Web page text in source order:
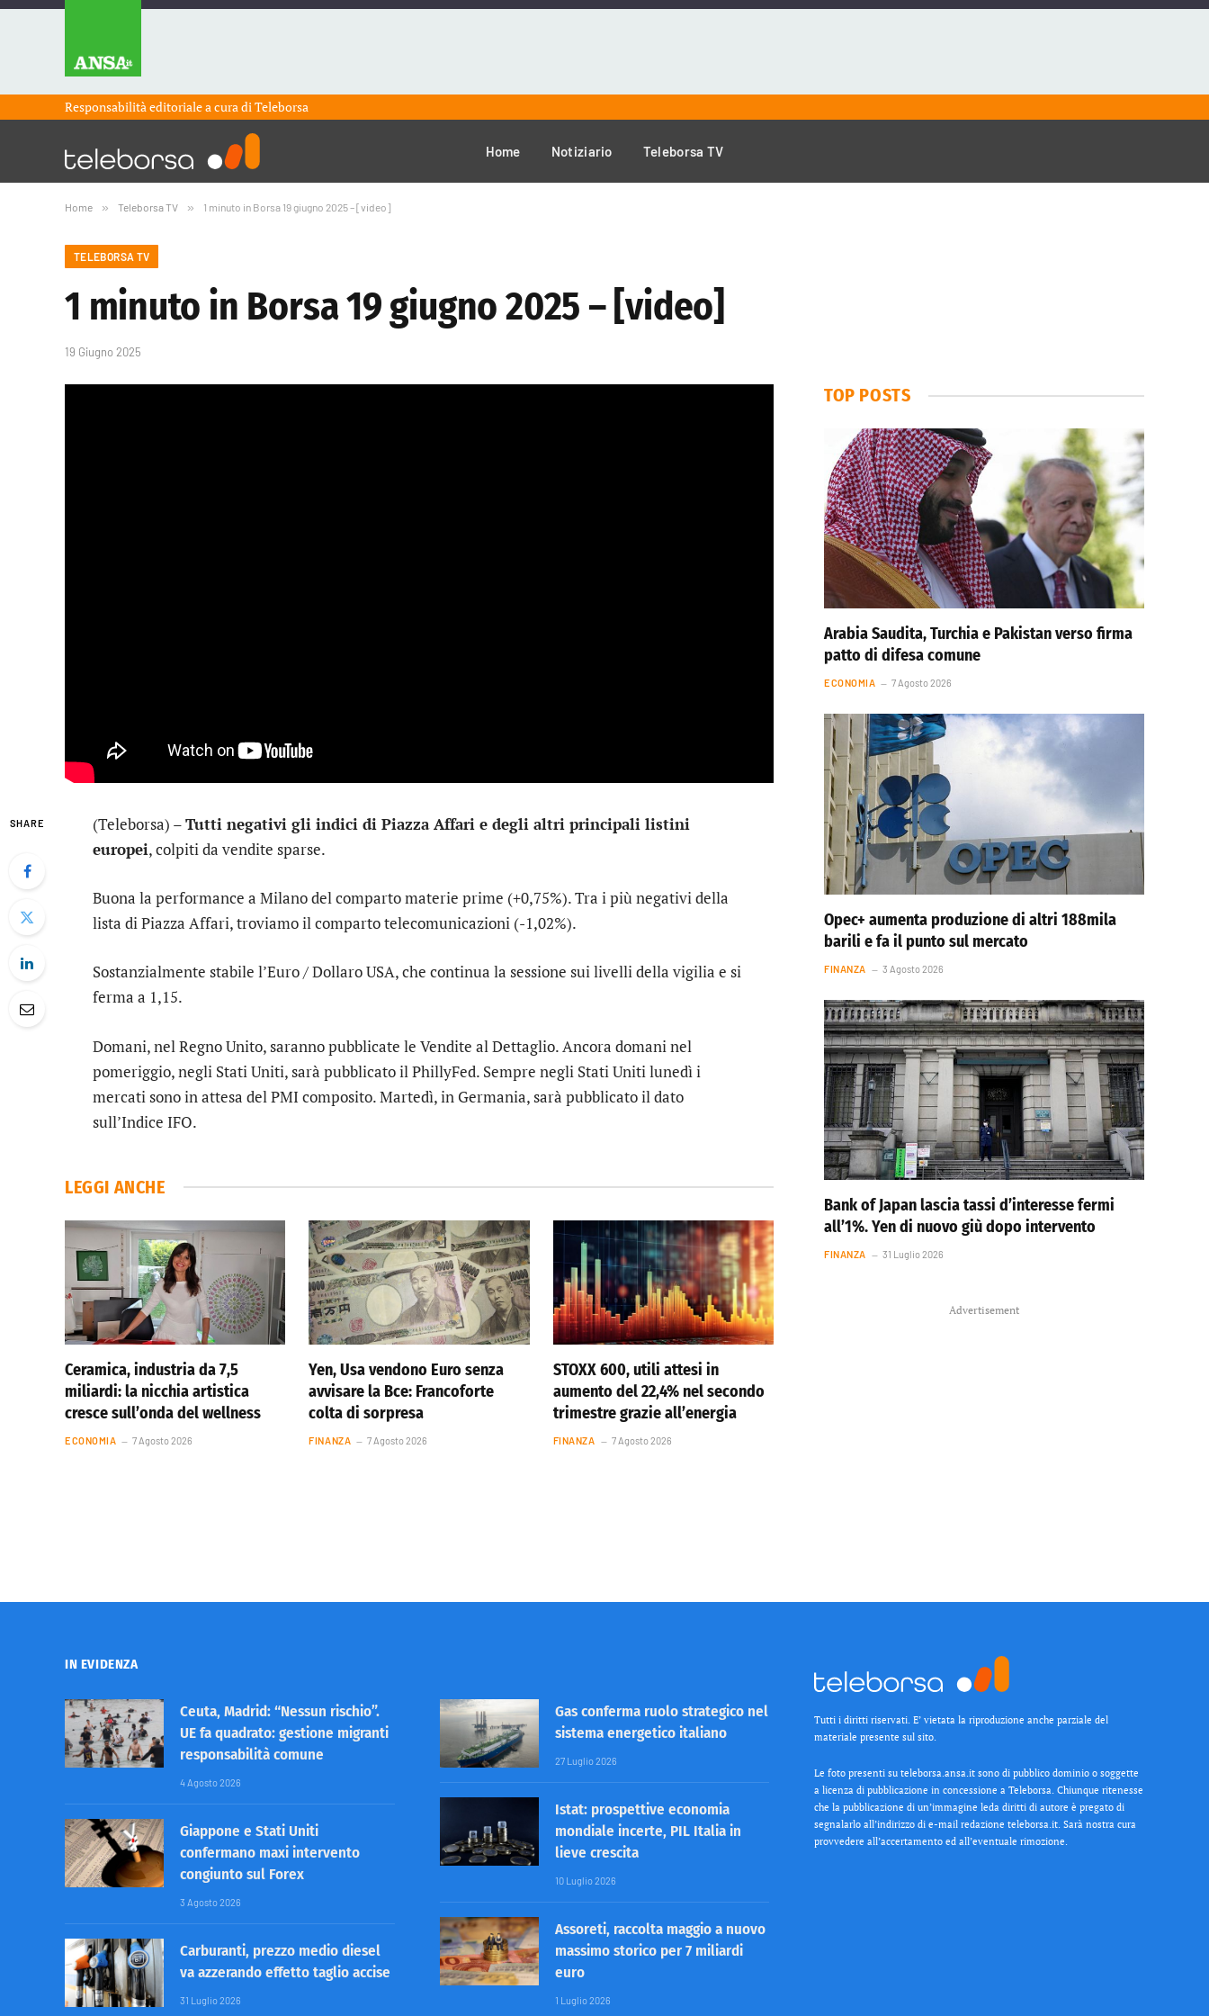
Responsabilità editoriale a cura diTeleborsa
Home Notiziario Teleborsa TV
Home » Teleborsa TV » 1 minuto in Borsa 19 giugno 2025 – [video]
TELEBORSA TV
1 minuto in Borsa 19 giugno 2025 – [video]
19 Giugno 2025
SHARE (Teleborsa) –Tutti negativi gli indici di Piazza Affari e degli altri principali listini
europei, colpiti da vendite sparse.
Buona la performance a Milano del compartomaterie prime (+0,75%). Tra i più negativi della
lista di Piazza Affari, troviamo il compartotelecomunicazioni (-1,02%).
Sostanzialmente stabile l’Euro / Dollaro USA, che continua la sessione sui livelli della vigilia e si
ferma a 1,15.
Domani, nel Regno Unito, saranno pubblicate le Vendite al Dettaglio. Ancora domani nel
pomeriggio, negli Stati Uniti, sarà pubblicato il PhillyFed. Sempre negli Stati Uniti lunedì i
mercati sono in attesa del PMI composito. Martedì, in Germania, sarà pubblicato il dato
sull’Indice IFO.
LEGGI ANCHE
Ceramica, industria da 7,5
miliardi: la nicchia artistica
cresce sull’onda del wellness
ECONOMIA 7 Agosto 2026
Yen, Usa vendono Euro senza
avvisare la Bce: Francoforte
colta di sorpresa
FINANZA 7 Agosto 2026
STOXX 600, utili attesi in
aumento del 22,4% nel secondo
trimestre grazie all’energia
FINANZA 7 Agosto 2026
TOP POSTS
Arabia Saudita, Turchia e Pakistan verso firma
patto di difesa comune
ECONOMIA 7 Agosto 2026
Opec+ aumenta produzione di altri 188mila
barili e fa il punto sul mercato
FINANZA 3 Agosto 2026
Bank of Japan lascia tassi d’interesse fermi
all’1%. Yen di nuovo giù dopo intervento
FINANZA 31 Luglio 2026
Advertisement
IN EVIDENZA
Ceuta, Madrid: “Nessun rischio”.
UE fa quadrato: gestione migranti
responsabilità comune
4 Agosto 2026
Giappone e Stati Uniti
confermano maxi intervento
congiunto sul Forex
3 Agosto 2026
Carburanti, prezzo medio diesel
va azzerando effetto taglio accise
31 Luglio 2026
Gas conferma ruolo strategico nel
sistema energetico italiano
27 Luglio 2026
Istat: prospettive economia
mondiale incerte, PIL Italia in
lieve crescita
10 Luglio 2026
Assoreti, raccolta maggio a nuovo
massimo storico per 7 miliardi
euro
1 Luglio 2026
Tutti i diritti riservati. E’ vietata la riproduzione anche parziale del
materiale presente sul sito.
Le foto presenti su teleborsa.ansa.it sono di pubblico dominio o soggette
a licenza di pubblicazione in concessione a Teleborsa. Chiunque ritenesse
che la pubblicazione di un’immagine leda diritti di autore è pregato di
segnalarlo all’indirizzo di e-mail redazione teleborsa.it. Sarà nostra cura
provvedere all’accertamento ed all’eventuale rimozione.